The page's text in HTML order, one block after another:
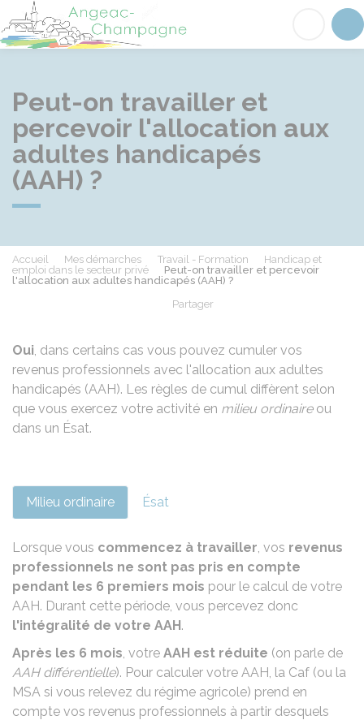
Angeac-Champagne
Peut-on travailler et
percevoir l'allocation aux
adultes handicapés
(AAH) ?
Accueil Mes démarches Travail - Formation
Handicap et
emploi dans le secteur privé
Peut-on travailler et percevoir
l'allocation aux adultes handicapés (AAH) ?
Partager
Oui, dans certains cas vous pouvez cumuler vos
revenus professionnels avec l'allocation aux adultes
handicapés (AAH). Les règles de cumul diffèrent selon
que vous exercez votre activité en milieu ordinaireou
dans un Ésat.
Milieu ordinaire Ésat
Lorsque vous commencez à travailler, vos revenus
professionnels ne sont pas pris en compte
pendant les 6 premiers mois pour le calcul de votre
AAH. Durant cette période, vous percevez donc
l'intégralité de votre AAH.
Après les 6 mois, votre AAH est réduite (on parle de
AAH différentielle). Pour calculer votre AAH, la Caf (ou la
MSA si vous relevez du régime agricole) prend en
compte vos revenus professionnels à partir desquels